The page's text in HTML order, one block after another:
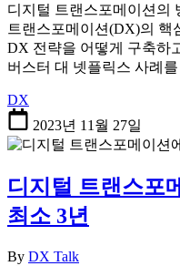
디지털 트랜스포메이션의
트랜스포메이션(DX)의 핵
DX 전략을 어떻게 구축하
버스터 대 넷플릭스 사례
DX
2023년 11월 27일
디지털 트랜스포
최소 3년
By DX Talk